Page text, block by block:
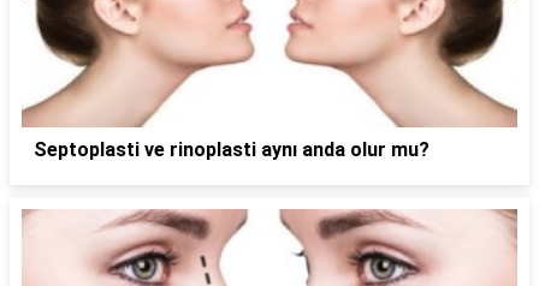
Septoplasti ve rinoplasti aynı anda olur mu?